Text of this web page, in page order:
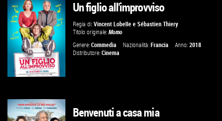
GUARDA IL TRAILER
VAI ALLA SCHEDA
GUARDA IL TRAILER
Un figlio all'improvviso
Regia di:Vincent Lobelle eSébastien Thiery
Titolo originale:Momo
Genere:Commedia Nazionalità:Francia Anno:2018
Distributore:Cinema
Benvenuti a casa mia